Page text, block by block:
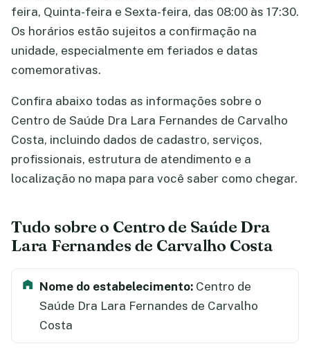
feira, Quinta-feira e Sexta-feira, das 08:00 às 17:30.
Os horários estão sujeitos a confirmação na
unidade, especialmente em feriados e datas
comemorativas.
Confira abaixo todas as informações sobre o
Centro de Saúde Dra Lara Fernandes de Carvalho
Costa, incluindo dados de cadastro, serviços,
profissionais, estrutura de atendimento e a
localização no mapa para você saber como chegar.
Tudo sobre o Centro de Saúde Dra
Lara Fernandes de Carvalho Costa
Nome do estabelecimento: Centro de
Saúde Dra Lara Fernandes de Carvalho
Costa